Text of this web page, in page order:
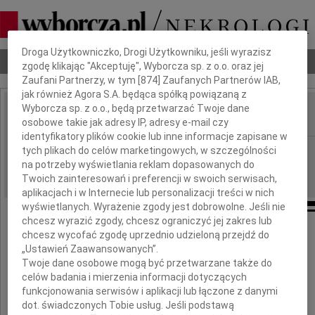
Nekrologi Odeszli Poradnik pogrzebowy
IMIĘ I NAZWISKO:
REGION: Kraków
DATA EMISJI: 31.03.2010
Naszej drogiej Koleżance
Władysławie Kosok
Dbamy o Twoją prywatność
Droga Użytkowniczko, Drogi Użytkowniku, jeśli wyrazisz
zgodę klikając "Akceptuję", Wyborcza sp. z o.o. oraz jej
Zaufani Partnerzy, w tym [874 ] Zaufanych Partnerów IAB,
jak również Agora S.A. będąca spółką powiązaną z
Wyborcza sp. z o.o., będą przetwarzać Twoje dane
osobowe takie jak adresy IP, adresy e-mail czy
identyfikatory plików cookie lub inne informacje zapisane w
tych plikach do celów marketingowych, w szczególności
na potrzeby wyświetlania reklam dopasowanych do
Twoich zainteresowań i preferencji w swoich serwisach,
aplikacjach i w Internecie lub personalizacji treści w nich
wyświetlanych. Wyrażenie zgody jest dobrowolne. Jeśli nie
chcesz wyrazić zgody, chcesz ograniczyć jej zakres lub
chcesz wycofać zgodę uprzednio udzieloną przejdź do
„Ustawień Zaawansowanych”.
Twoje dane osobowe mogą być przetwarzane także do
celów badania i mierzenia informacji dotyczących
funkcjonowania serwisów i aplikacji lub łączone z danymi
dot. świadczonych Tobie usług. Jeśli podstawą